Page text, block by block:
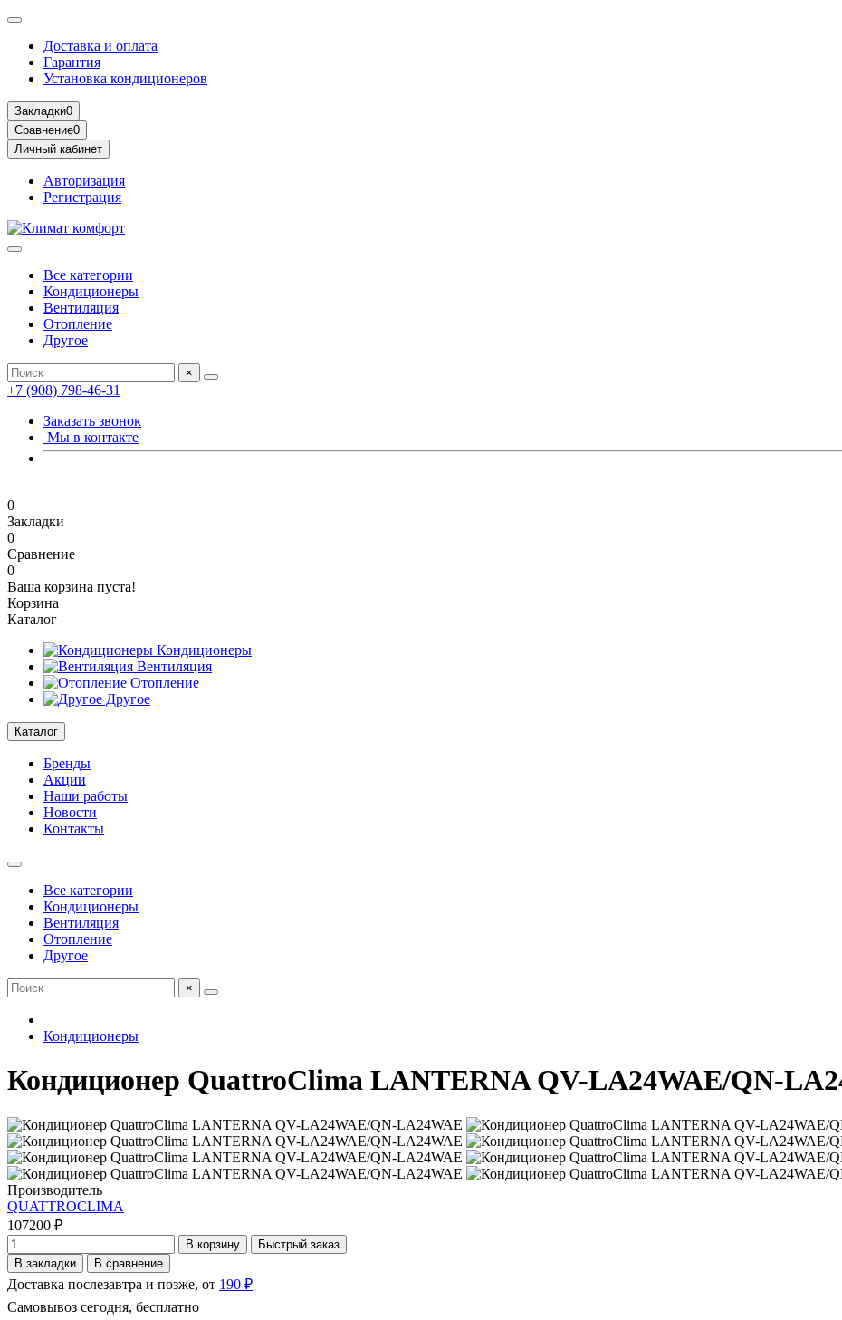
Доставка и оплата
Гарантия
Установка кондиционеров
Закладки0
Сравнение0
Личный кабинет
Авторизация
Регистрация
Все категории
Кондиционеры
Вентиляция
Отопление
Другое
×
+7 (908) 798-46-31
Заказать звонок
Мы в контакте
0
Закладки
0
Сравнение
0
Ваша корзина пуста!
Корзина
Каталог
Кондиционеры
Вентиляция
Отопление
Другое
Каталог
Бренды
Акции
Наши работы
Новости
Контакты
Все категории
Кондиционеры
Вентиляция
Отопление
Другое
×
Кондиционеры
Кондиционер QuattroClima LANTERNA QV-LA24WAE/QN-
Производитель
QUATTROCLIMA
107200 ₽
В корзину
Быстрый заказ
В закладки
В сравнение
Доставка послезавтра и позже, от 190 ₽
Самовывоз сегодня, бесплатно